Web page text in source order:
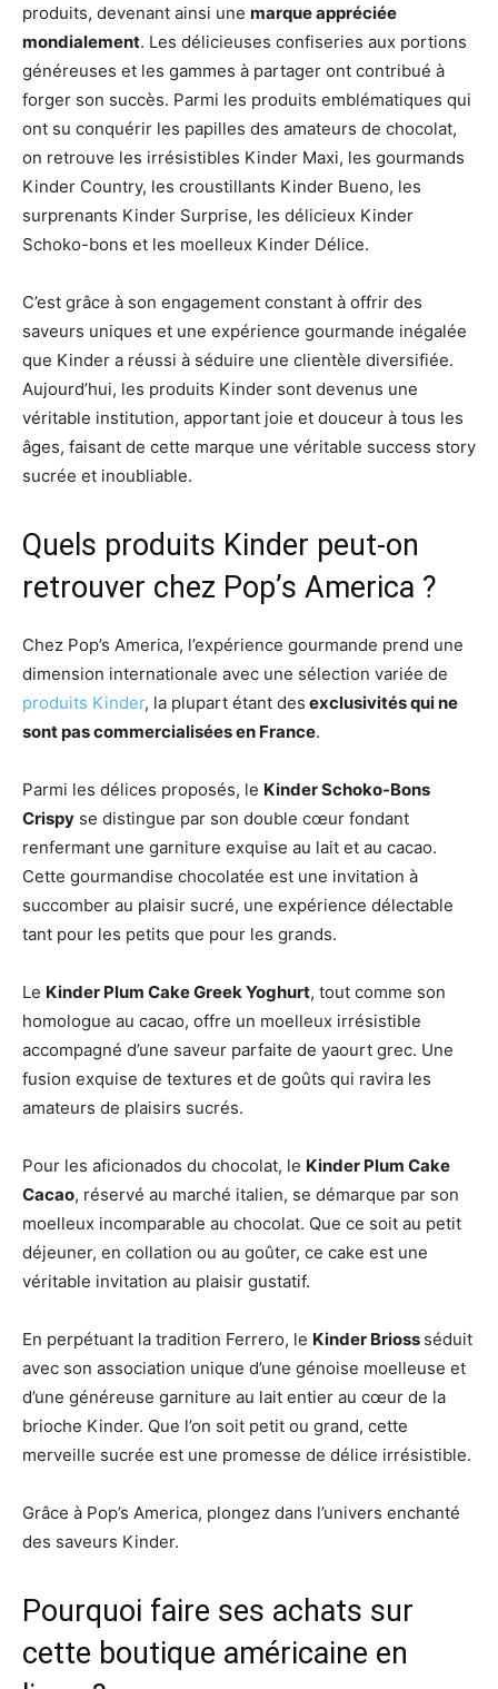
produits, devenant ainsi une marque appréciée
mondialement. Les délicieuses confiseries aux portions
généreuses et les gammes à partager ont contribué à
forger son succès. Parmi les produits emblématiques qui
ont su conquérir les papilles des amateurs de chocolat,
on retrouve les irrésistibles Kinder Maxi, les gourmands
Kinder Country, les croustillants Kinder Bueno, les
surprenants Kinder Surprise, les délicieux Kinder
Schoko-bons et les moelleux Kinder Délice.
C’est grâce à son engagement constant à offrir des
saveurs uniques et une expérience gourmande inégalée
que Kinder a réussi à séduire une clientèle diversifiée.
Aujourd’hui, les produits Kinder sont devenus une
véritable institution, apportant joie et douceur à tous les
âges, faisant de cette marque une véritable success story
sucrée et inoubliable.
Quels produits Kinder peut-on
retrouver chez Pop’s America ?
Chez Pop’s America, l’expérience gourmande prend une
dimension internationale avec une sélection variée de
produits Kinder, la plupart étant des exclusivités qui ne
sont pas commercialisées en France.
Parmi les délices proposés, le Kinder Schoko-Bons
Crispy se distingue par son double cœur fondant
renfermant une garniture exquise au lait et au cacao.
Cette gourmandise chocolatée est une invitation à
succomber au plaisir sucré, une expérience délectable
tant pour les petits que pour les grands.
Le Kinder Plum Cake Greek Yoghurt, tout comme son
homologue au cacao, offre un moelleux irrésistible
accompagné d’une saveur parfaite de yaourt grec. Une
fusion exquise de textures et de goûts qui ravira les
amateurs de plaisirs sucrés.
Pour les aficionados du chocolat, le Kinder Plum Cake
Cacao, réservé au marché italien, se démarque par son
moelleux incomparable au chocolat. Que ce soit au petit
déjeuner, en collation ou au goûter, ce cake est une
véritable invitation au plaisir gustatif.
En perpétuant la tradition Ferrero, le Kinder Brioss séduit
avec son association unique d’une génoise moelleuse et
d’une généreuse garniture au lait entier au cœur de la
brioche Kinder. Que l’on soit petit ou grand, cette
merveille sucrée est une promesse de délice irrésistible.
Grâce à Pop’s America, plongez dans l’univers enchanté
des saveurs Kinder.
Pourquoi faire ses achats sur
cette boutique américaine en